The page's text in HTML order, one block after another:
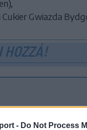
- Do Not Process
Gwiazda
HOZZÁ!